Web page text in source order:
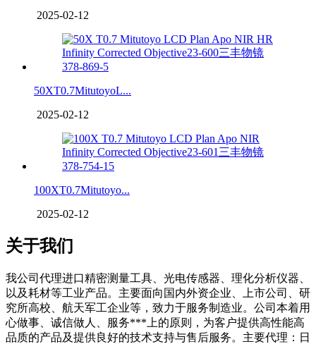
2025-02-12
50XT0.7MitutoyoL...
2025-02-12
100XT0.7Mitutoyo...
2025-02-12
关于我们
我公司代理进口精密测量工具、光电传感器、理化分析仪器、
以及耗材等工业产品。主要面向国内外资企业、上市公司、研
究所高校、航天军工企业等，致力于服务制造业。公司本着用
心做事、诚信做人、服务***上的原则，为客户提供高性能高
品质的产品及提供良好的技术支持与售后服务。主要代理：日